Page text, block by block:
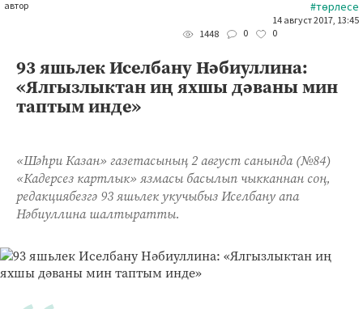
автор #төрлесе
14 август 2017, 13:45
1448
0 0
93 яшьлек Иселбану Нәбиуллина:
«Ялгызлыктан иң яхшы дәваны мин
таптым инде»
«Шәһри Казан» газетасының 2 август санында (№84)
«Кадерсез картлык» язмасы басылып чыкканнан соң,
редакциябезгә 93 яшьлек укучыбыз Иселбану апа
Нәбиуллина шалтыратты.